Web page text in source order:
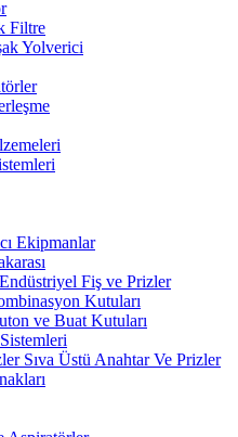
Filtre
Yolverici
Ekipmanlar
Endüstriyel Fiş ve Prizler
Kutuları
ve Buat Kutuları
Sıva Üstü Anahtar Ve Prizler